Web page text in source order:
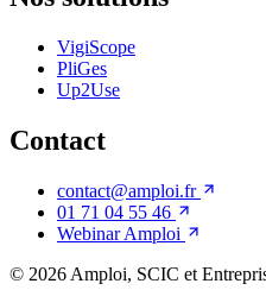
VigiScope
PliGes
Up2Use
Contact
contact@amploi.fr
01 71 04 55 46
Webinar Amploi
© 2026 Amploi, SCIC et